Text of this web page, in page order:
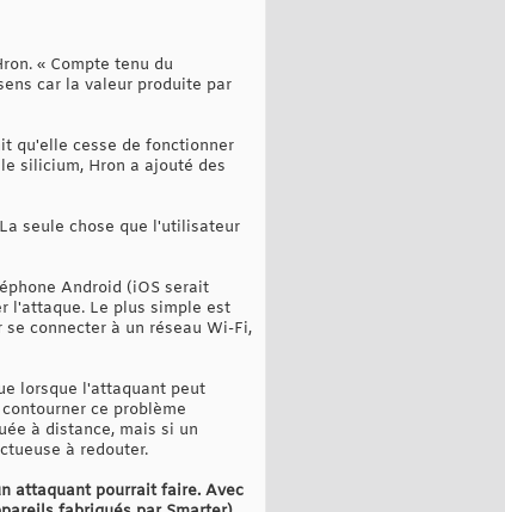
« Compte tenu du
car la valeur produite par
qu'elle cesse de fonctionner
silicium, Hron a ajouté des
seule chose que l'utilisateur
Android (iOS serait
l'attaque. Le plus simple est
connecter à un réseau Wi-Fi,
lorsque l'attaquant peut
ce problème
à distance, mais si un
à redouter.
attaquant pourrait faire. Avec